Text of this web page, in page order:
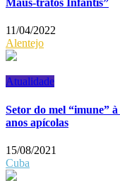
Maus-tratos Infantis”
11/04/2022
Alentejo
Atualidade
Setor do mel “imune”
anos apícolas
15/08/2021
Cuba